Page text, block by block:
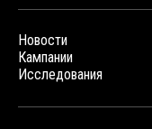
Новости
Кампании
Исследования